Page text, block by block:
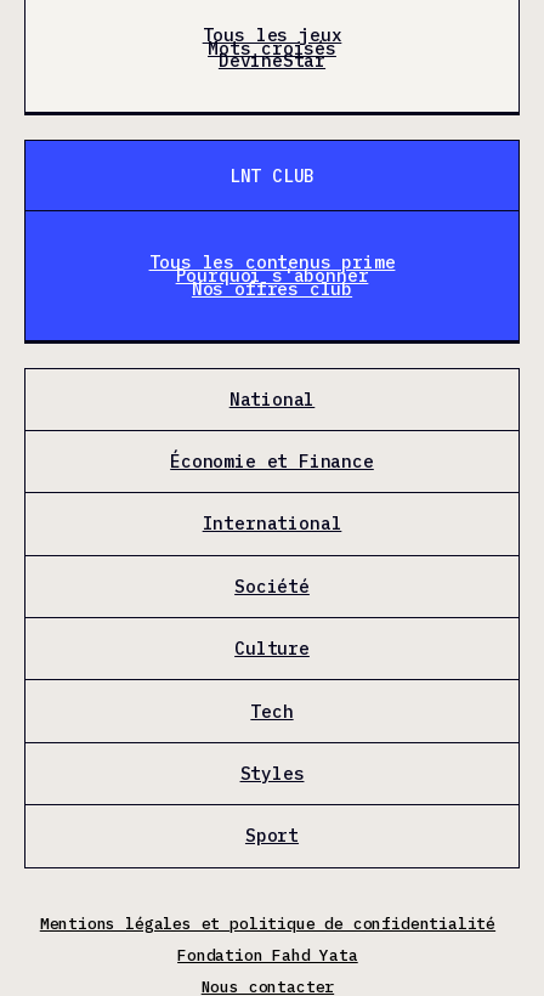
Tous les jeux
Mots croisés
DevineStar
LNT CLUB
Tous les contenus prime
Pourquoi s'abonner
Nos offres club
National
Économie et Finance
International
Société
Culture
Tech
Styles
Sport
Mentions légales et politique de confidentialité
Fondation Fahd Yata
Nous contacter